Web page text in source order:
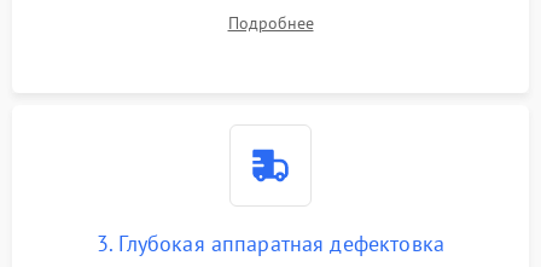
высохшей термопасты с кристаллов чипов.
Подробнее
3. Глубокая аппаратная дефектовка